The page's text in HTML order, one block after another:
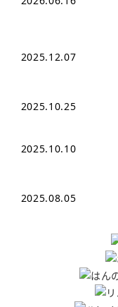
2025.12.07
2025.10.25
2025.10.10
2025.08.05